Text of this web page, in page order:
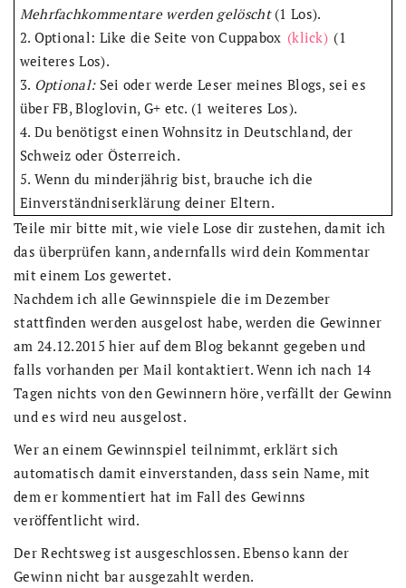
Mehrfachkommentare werden gelöscht(1 Los).
2. Optional: Like die Seite von Cuppabox (klick) (1
weiteres Los).
3. Optional:Sei oder werde Leser meines Blogs, sei es
über FB, Bloglovin, G+ etc. (1 weiteres Los).
4. Du benötigst einen Wohnsitz in Deutschland, der
Schweiz oder Österreich.
5. Wenn du minderjährig bist, brauche ich die
Einverständniserklärung deiner Eltern.
Teile mir bitte mit, wie viele Lose dir zustehen, damit ich
das überprüfen kann, andernfalls wird dein Kommentar
mit einem Los gewertet.
Nachdem ich alle Gewinnspiele die im Dezember
stattfinden werden ausgelost habe, werden die Gewinner
am 24.12.2015 hier auf dem Blog bekannt gegeben und
falls vorhanden per Mail kontaktiert. Wenn ich nach 14
Tagen nichts von den Gewinnern höre, verfällt der Gewinn
und es wird neu ausgelost.
Wer an einem Gewinnspiel teilnimmt, erklärt sich
automatisch damit einverstanden, dass sein Name, mit
dem er kommentiert hat im Fall des Gewinns
veröffentlicht wird.
Der Rechtsweg ist ausgeschlossen. Ebenso kann der
Gewinn nicht bar ausgezahlt werden.